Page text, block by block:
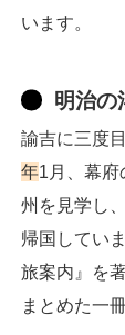
います。
明治の
諭吉に三度
年1月、幕府
州を見学し
帰国してい
旅案内』を
まとめた一